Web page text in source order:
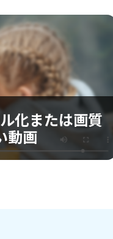
フリーズする
またはフリーズする動
切れのない再生を実現
。
化または画質
動画